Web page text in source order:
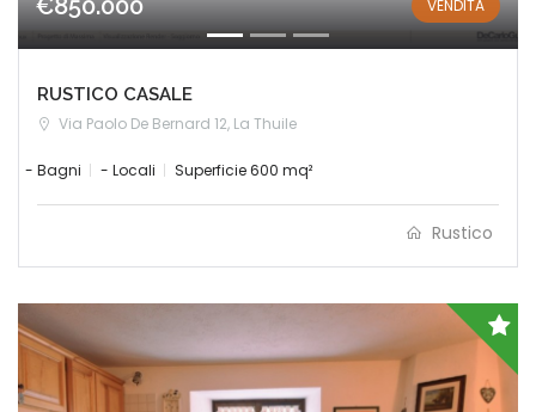
€850.000 VENDITA
RUSTICO CASALE
Via Paolo De Bernard 12, La Thuile
- Bagni - Locali Superficie 600 mq²
Rustico